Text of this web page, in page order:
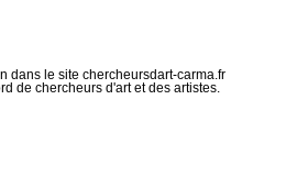
dans le site chercheursdart-carma.fr
de chercheurs d'art et des artistes.